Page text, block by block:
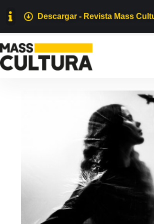
Descargar - Revista Mass